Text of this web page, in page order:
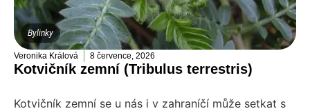
Bylinky
Veronika Králová 8 července, 2026
Kotvičník zemní (Tribulus terrestris)
Kotvičník zemní se u nás i v zahraníčí může setkat s